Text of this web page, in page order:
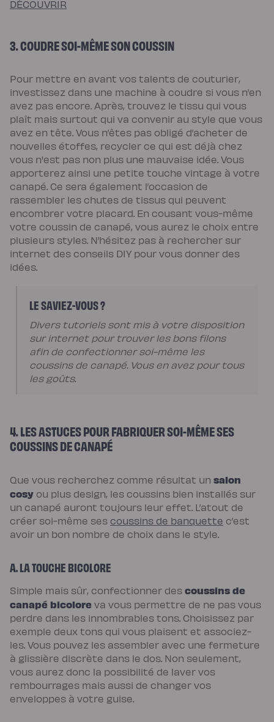
enfant
(dès
la
enfant
&
ado
(dès
3
ans)
Lits
Lit
bébé
Lit
à
lattes
enfant
Lit
coffre
enfant
Lit
en
bois
enfant
Accessoires
de
literie
Linges
DÉCOUVRIR
3. COUDRE SOI-MÊME SON COUSSIN
Pour mettre en avant vos talents de couturier,
investissez dans une machine à coudre si vous n’en
avez pas encore. Après, trouvez le tissu qui vous
plaît mais surtout qui va convenir au style que vous
avez en tête. Vous n’êtes pas obligé d’acheter de
nouvelles étoffes, recycler ce qui est déjà chez
vous n'est pas non plus une mauvaise idée. Vous
apporterez ainsi une petite touche vintage à votre
canapé. Ce sera également l’occasion de
rassembler les chutes de tissus qui peuvent
encombrer votre placard. En cousant vous-même
votre coussin de canapé, vous aurez le choix entre
plusieurs styles. N’hésitez pas à rechercher sur
internet des conseils DIY pour vous donner des
idées.
LE SAVIEZ-VOUS ?
Divers tutoriels sont mis à votre disposition
sur internet pour trouver les bons filons
afin de confectionner soi-même les
coussins de canapé. Vous en avez pour tous
les goûts.
4. LES ASTUCES POUR FABRIQUER SOI-MÊME SES
COUSSINS DE CANAPÉ
Que vous recherchez comme résultat un salon
cosy ou plus design, les coussins bien installés sur
un canapé auront toujours leur effet. L’atout de
créer soi-même ses coussins de banquette c’est
avoir un bon nombre de choix dans le style.
A. LA TOUCHE BICOLORE
Simple mais sûr, confectionner des coussins de
canapé bicolore va vous permettre de ne pas vous
perdre dans les innombrables tons. Choisissez par
exemple deux tons qui vous plaisent et associez-
les. Vous pouvez les assembler avec une fermeture
à glissière discrète dans le dos. Non seulement,
vous aurez donc la possibilité de laver vos
rembourrages mais aussi de changer vos
enveloppes à votre guise.